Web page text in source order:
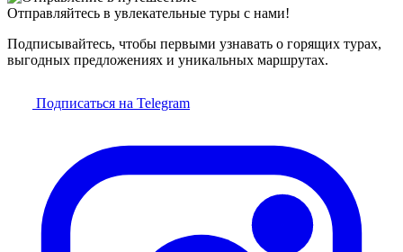
Отправляйтесь в увлекательные туры с нами!
Подписывайтесь, чтобы первыми узнавать о горящих турах,
выгодных предложениях и уникальных маршрутах.
Подписаться на Telegram